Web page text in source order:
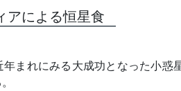
アによる恒星食
まれにみる大成功となった小惑